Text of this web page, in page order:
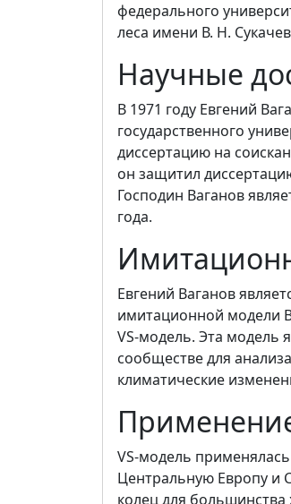
федерального
леса имени В. Н.
Научные
В 1971 году Евгений
государственного
диссертацию на
он защитил
Господин Ваганов
года.
Евгений Ваганов
имитационной модели
VS-модель. Эта модель
сообществе для
климатические
VS-модель
Центральную Европу и
колец для